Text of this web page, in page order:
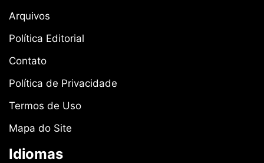
Arquivos
Política Editorial
Contato
Política de Privacidade
Termos de Uso
Mapa do Site
Idiomas